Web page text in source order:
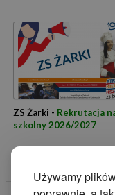
Używamy
ZS Żarki - Rekrutacja
szkolny 2026/2027